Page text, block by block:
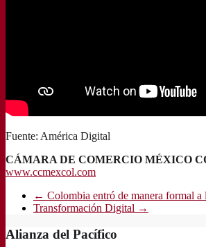
Fuente: América Digital
CÁMARA DE COMERCIO MÉXICO
www.ccmexcol.com
← Colombia entró de manera formal a
Transformación Digital →
Alianza del Pacífico